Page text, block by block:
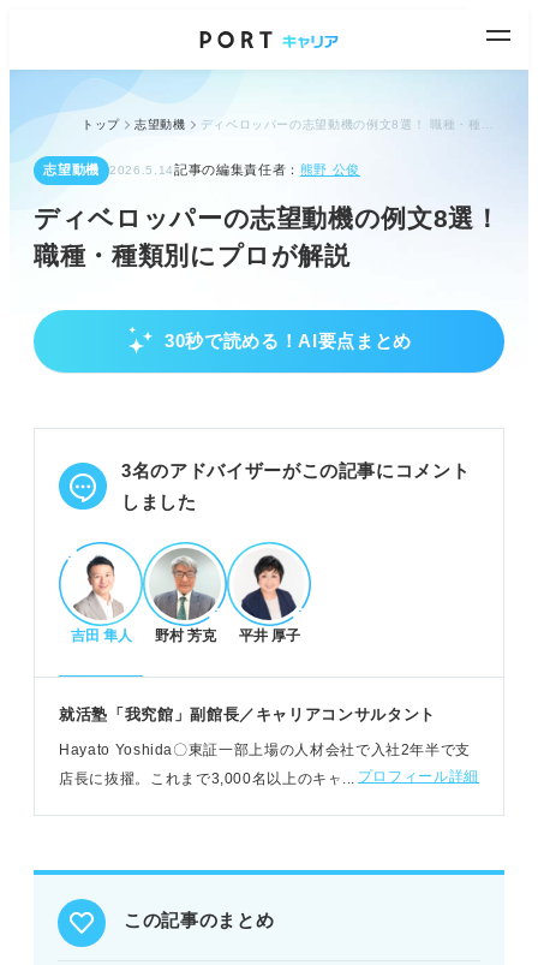
トップ 志望動機
志望動機 2026.5.14記事の編集責任者： 熊野 公俊
ディベロッパーの志望動機の例文8選！
職種・種類別にプロが解説
30秒で読める！AI要点まとめ
ディベロッパー志望動機の基本と評価ポイント
る。
POINT：チームワーク力や決断力など、評価される
志望動機作成の具体的なステップと例文
自己分析でディベロッパーで活かせる強みを見つけ
る。
策を示す。
し伝えよう。
プロが教える作成のコツと注意点
地域活性化への関心は、なぜ関心を持ったか実体験
3名のアドバイザーがこの記事にコメント
しました
吉田 隼人 野村 芳克 平井 厚子
就活塾「我究館」副館長／キャリアコンサルタント
Hayato Yoshida〇東証一部上場の人材会社で入社2年半で支
店長に抜擢。これまで3,000名以上のキャリアを支援。現在
プロフィール詳細
この記事のまとめ